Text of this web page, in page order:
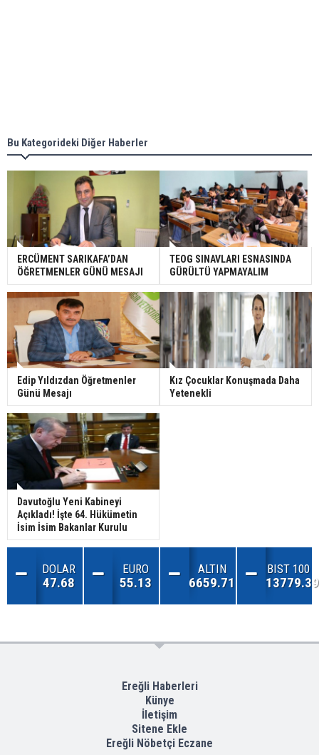
Bu Kategorideki Diğer Haberler
ERCÜMENT SARIKAFA’DAN
ÖĞRETMENLER GÜNÜ MESAJI
TEOG SINAVLARI ESNASINDA
GÜRÜLTÜ YAPMAYALIM
Edip Yıldızdan Öğretmenler
Günü Mesajı
Kız Çocuklar Konuşmada Daha
Yetenekli
Davutoğlu Yeni Kabineyi
Açıkladı! İşte 64. Hükümetin
İsim İsim Bakanlar Kurulu
DOLAR
47.68
EURO
55.13
ALTIN
6659.71
BIST 100
13779.39
Ereğli Haberleri
Künye
İletişim
Sitene Ekle
Ereğli Nöbetçi Eczane